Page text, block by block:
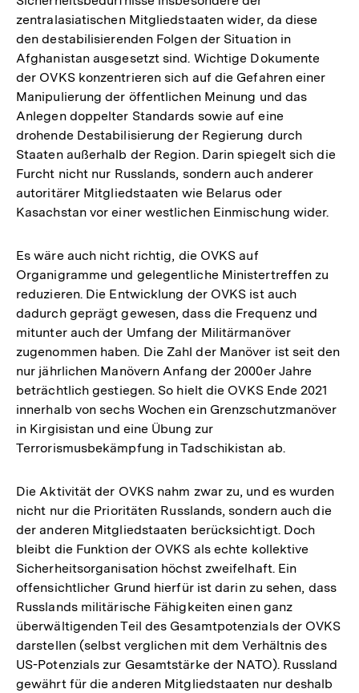
zentralasiatischen Mitgliedstaaten wider, da diese
den destabilisierenden Folgen der Situation in
Afghanistan ausgesetzt sind. Wichtige Dokumente
der OVKS konzentrieren sich auf die Gefahren einer
Manipulierung der öffentlichen Meinung und das
Anlegen doppelter Standards sowie auf eine
drohende Destabilisierung der Regierung durch
Staaten außerhalb der Region. Darin spiegelt sich die
Furcht nicht nur Russlands, sondern auch anderer
autoritärer Mitgliedstaaten wie Belarus oder
Kasachstan vor einer westlichen Einmischung wider.
Es wäre auch nicht richtig, die OVKS auf
Organigramme und gelegentliche Ministertreffen zu
reduzieren. Die Entwicklung der OVKS ist auch
dadurch geprägt gewesen, dass die Frequenz und
mitunter auch der Umfang der Militärmanöver
zugenommen haben. Die Zahl der Manöver ist seit den
nur jährlichen Manövern Anfang der 2000er Jahre
beträchtlich gestiegen. So hielt die OVKS Ende 2021
innerhalb von sechs Wochen ein Grenzschutzmanöver
in Kirgisistan und eine Übung zur
Terrorismusbekämpfung in Tadschikistan ab.
Die Aktivität der OVKS nahm zwar zu, und es wurden
nicht nur die Prioritäten Russlands, sondern auch die
der anderen Mitgliedstaaten berücksichtigt. Doch
bleibt die Funktion der OVKS als echte kollektive
Sicherheitsorganisation höchst zweifelhaft. Ein
offensichtlicher Grund hierfür ist darin zu sehen, dass
Russlands militärische Fähigkeiten einen ganz
überwältigenden Teil des Gesamtpotenzials der OVKS
darstellen (selbst verglichen mit dem Verhältnis des
US-Potenzials zur Gesamtstärke der NATO). Russland
gewährt für die anderen Mitgliedstaaten nur deshalb